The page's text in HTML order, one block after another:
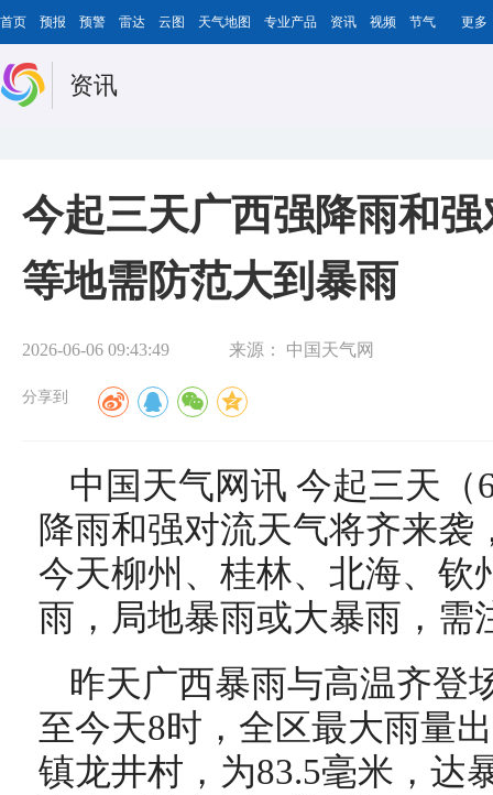
首页 预报 预警 雷达 云图 天气地图 专业产品 资讯 视频 节气 更多
资讯
今起三天广西强降雨和
等地需防范大到暴雨
2026-06-06 09:43:49 来源： 中国天气网
分享到
中国天气网讯 今起三天（
降雨和强对流天气将齐来
今天柳州、桂林、北海、钦
雨，局地暴雨或大暴雨，需
昨天广西暴雨与高温齐登
至今天8时，全区最大雨量
镇龙井村，为83.5毫米，达